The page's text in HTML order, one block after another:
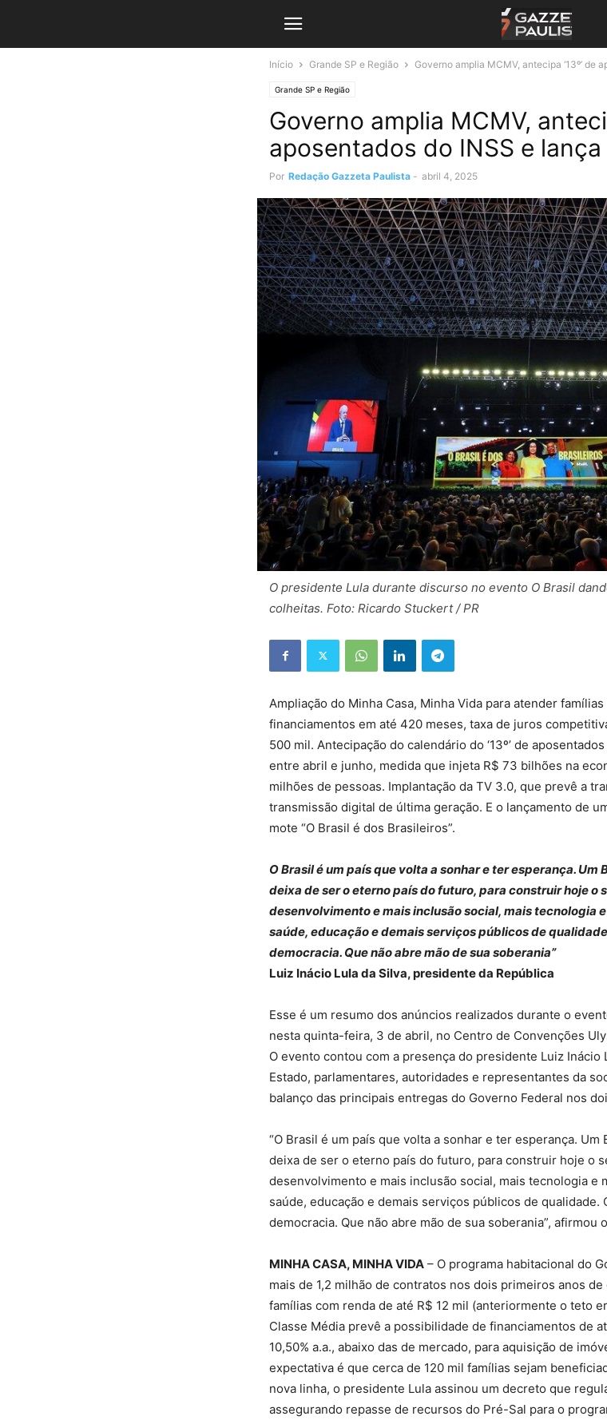
Início Grande SP e Região Governo amplia MCMV, antecipa ‘13º’ de
Grande SP e Região
Governo amplia MCMV,
aposentados do INSS e
Por Redação Gazzeta Paulista - abril 4, 2025
O presidente Lula durante discurso no evento O Brasil
colheitas. Foto: Ricardo Stuckert / PR
Ampliação do Minha Casa, Minha Vida para atender
financiamentos em até 420 meses, taxa de juros
500 mil. Antecipação do calendário do ‘13º’ de
entre abril e junho, medida que injeta R$ 73 bilhões na
milhões de pessoas. Implantação da TV 3.0, que prevê a
transmissão digital de última geração. E o lançamento de
mote “O Brasil é dos Brasileiros”.
O Brasil é um país que volta a sonhar e ter esperança. Um
deixa de ser o eterno país do futuro, para construir hoje o
desenvolvimento e mais inclusão social, mais tecnologia
saúde, educação e demais serviços públicos de
democracia. Que não abre mão de sua soberania”
Luiz Inácio Lula da Silva, presidente da República
Esse é um resumo dos anúncios realizados durante o
nesta quinta-feira, 3 de abril, no Centro de Convenções
O evento contou com a presença do presidente Luiz Inácio
Estado, parlamentares, autoridades e representantes da
balanço das principais entregas do Governo Federal nos
“O Brasil é um país que volta a sonhar e ter esperança. Um
deixa de ser o eterno país do futuro, para construir hoje o
desenvolvimento e mais inclusão social, mais tecnologia e
saúde, educação e demais serviços públicos de qualidade.
democracia. Que não abre mão de sua soberania”,
MINHA CASA, MINHA VIDA – O programa habitacional do
mais de 1,2 milhão de contratos nos dois primeiros anos
famílias com renda de até R$ 12 mil (anteriormente o teto
Classe Média prevê a possibilidade de financiamentos de
10,50% a.a., abaixo das de mercado, para aquisição de
expectativa é que cerca de 120 mil famílias sejam
nova linha, o presidente Lula assinou um decreto que
assegurando repasse de recursos do Pré-Sal para o